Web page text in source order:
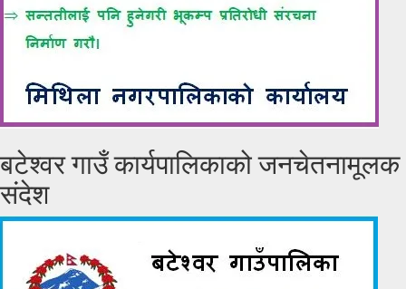
बटेश्वर गाउँ कार्यपालिकाको जनचेतनामूलक
संदेश